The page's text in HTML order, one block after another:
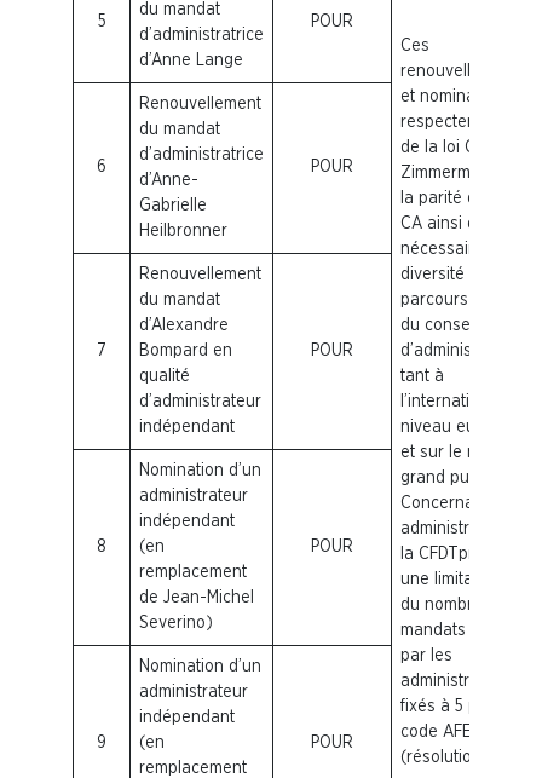
5
du mandat
d’administratrice
d’Anne Lange
POUR
Ces
renouvellements
et nominations
respectent l’esprit
de la loi Copé
Zimmermann sur
la parité dans les
CA ainsi que la
nécessaire
diversité de
parcours au sein
du conseil
d’administration
tant à
l’international, au
niveau européen
et sur le marché
grand public.
Concernant les
administrateurs,
la CFDT préconise
une limitation à 3
du nombre des
mandats détenus
par les
administrateurs
fixés à 5 par le
code AFEP-MEDEF
(résolution A).
6
Renouvellement
du mandat
d’administratrice
d’Anne-
Gabrielle
Heilbronner
POUR
7
Renouvellement
du mandat
d’Alexandre
Bompard en
qualité
d’administrateur
indépendant
POUR
8
Nomination d’un
administrateur
indépendant
(en
remplacement
de Jean-Michel
Severino)
POUR
9
Nomination d’un
administrateur
indépendant
(en
remplacement
POUR